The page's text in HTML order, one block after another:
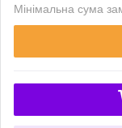
Мінімальна сума